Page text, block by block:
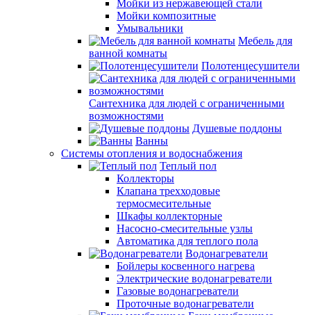
Мойки из нержавеющей стали
Мойки композитные
Умывальники
Мебель для
ванной комнаты
Полотенцесушители
Сантехника для людей с ограниченными
возможностями
Душевые поддоны
Ванны
Системы отопления и водоснабжения
Теплый пол
Коллекторы
Клапана трехходовые
термосмесительные
Шкафы коллекторные
Насосно-смесительные узлы
Автоматика для теплого пола
Водонагреватели
Бойлеры косвенного нагрева
Электрические водонагреватели
Газовые водонагреватели
Проточные водонагреватели